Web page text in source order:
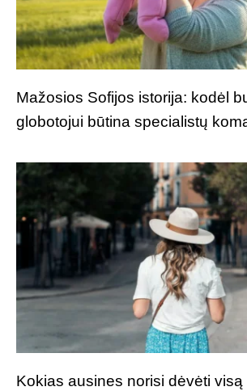
Mažosios Sofijos istorija: kodėl
globotojui būtina specialistų
Kokias ausines norisi dėvėti visą